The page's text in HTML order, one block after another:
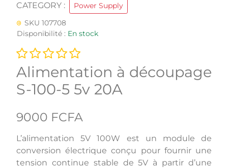
CATEGORY :
Power Supply
SKU 107708
Disponibilité : En stock
Alimentation à découpage
S-100-5 5v 20A
9000 FCFA
L’alimentation 5V 100W est un module de
conversion électrique conçu pour fournir une
tension continue stable de 5V à partir d’une